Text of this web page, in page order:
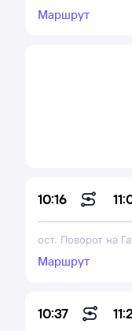
Маршрут
10:16
ост. Поворот на
Маршрут
10:37